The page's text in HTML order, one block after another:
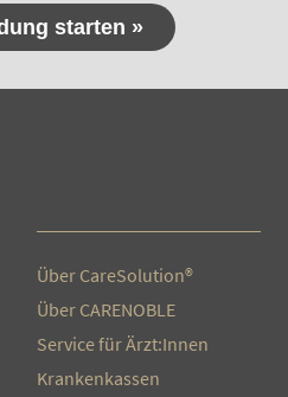
Über CareSolution®
Über CARENOBLE
Service für Ärzt:Innen
Krankenkassen